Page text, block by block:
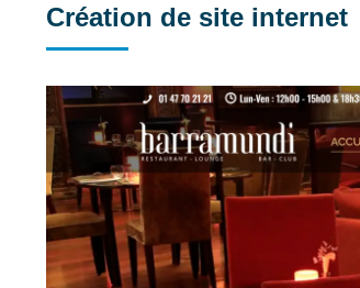
Création de site internet